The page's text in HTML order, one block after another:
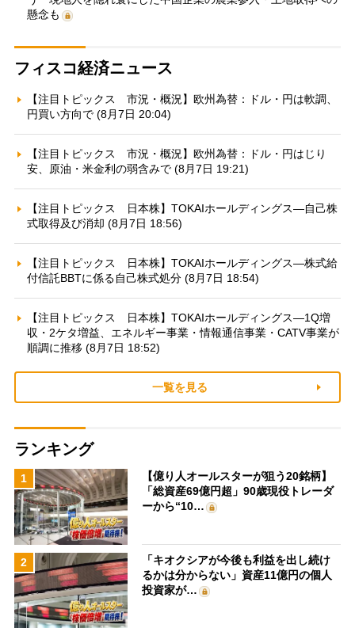
懸念も
フィスコ経済ニュース
【注目トピックス 市況・概況】欧州為替：ドル・円は軟調、
円買い方向で (8月7日 20:04)
【注目トピックス 市況・概況】欧州為替：ドル・円はじり
安、原油・米金利の弱含みで (8月7日 19:21)
【注目トピックス 日本株】TOKAIホールディングス—自己株
式取得及び消却 (8月7日 18:56)
【注目トピックス 日本株】TOKAIホールディングス—株式給
付信託BBTに係る自己株式処分 (8月7日 18:54)
【注目トピックス 日本株】TOKAIホールディングス—1Q増
収・2ケタ増益、エネルギー事業・情報通信事業・CATV事業が
順調に推移 (8月7日 18:52)
一覧を見る
ランキング
1
【億り人オールスターが狙う20銘柄】
「総資産69億円超」90歳現役トレーダ
ーから“10…
2
「キオクシアが今後も利益を出し続け
るかは分からない」資産11億円の個人
投資家が…